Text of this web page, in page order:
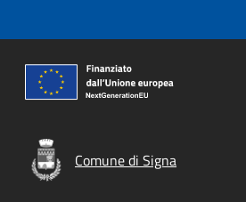
Comune di Signa